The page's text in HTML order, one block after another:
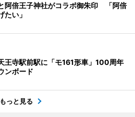
阿倍王子神社がコラボ御朱印 「阿倍
たい」
王寺駅前駅に「モ161形車」100周年
ンボード
もっと見る